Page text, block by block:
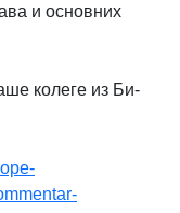
и основних
колеге из Би-